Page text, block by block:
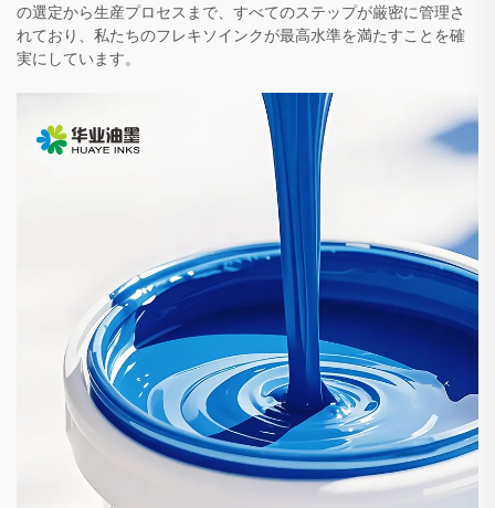
の選定から生産プロセスまで、すべてのステップが厳密に管理さ
れており、私たちのフレキソインクが最高水準を満たすことを確
実にしています。